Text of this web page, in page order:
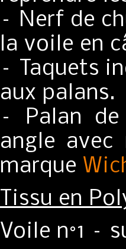
– Nerf de
la voile en
– Taquets
aux palans.
– Palan
angle
marque
Tissu en
Voile n°1 –